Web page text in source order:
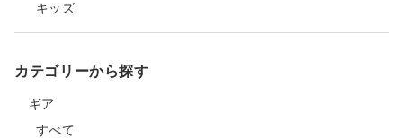
キッズ
カテゴリーから探す
ギア
すべて